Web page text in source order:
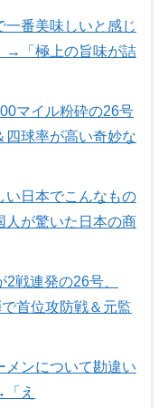
番美味しいと感じ
→「極上の旨味が詰
マイル粉砕の26号
四球率が高い奇妙な
い日本でこんなもの
人が驚いた日本の商
戦連発の26号、
首位攻防戦＆元監
メンについて勘違い
え